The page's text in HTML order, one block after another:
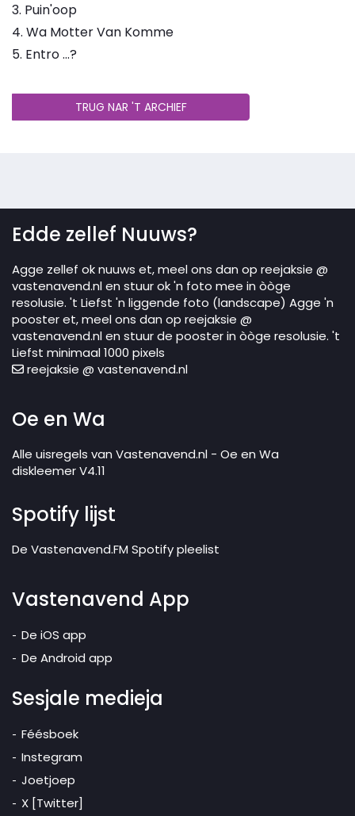
3. Puin'oop
4. Wa Motter Van Komme
5. Entro ...?
TRUG NAR 'T ARCHIEF
Edde zellef Nuuws?
Agge zellef ok nuuws et, meel ons dan op reejaksie @
vastenavend.nl en stuur ok 'n foto mee in òòge
resolusie. 't Liefst 'n liggende foto (landscape) Agge 'n
pooster et, meel ons dan op reejaksie @
vastenavend.nl en stuur de pooster in òòge resolusie. 't
Liefst minimaal 1000 pixels
reejaksie @ vastenavend.nl
Oe en Wa
Alle uisregels van Vastenavend.nl - Oe en Wa
diskleemer V4.11
Spotify lijst
De Vastenavend.FM Spotify pleelist
Vastenavend App
De iOS app
De Android app
Sesjale medieja
Féésboek
Instegram
Joetjoep
X [Twitter]